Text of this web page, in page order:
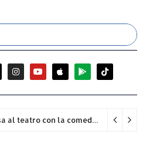
Joealis Filippetti regresa al teatro con la comedia “Una Cristiana Rookie… ¡Qué Papelón!”